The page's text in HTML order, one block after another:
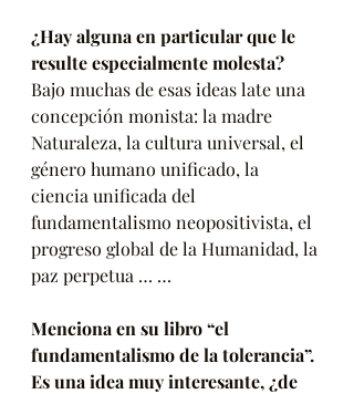
¿Hay alguna en particular que le
resulte especialmente molesta?
Bajo muchas de esas ideas late una
concepción monista: la madre
Naturaleza, la cultura universal, el
género humano unificado, la
ciencia unificada del
fundamentalismo neopositivista, el
progreso global de la Humanidad, la
paz perpetua … …
Menciona en su libro “el
fundamentalismo de la tolerancia”.
Es una idea muy interesante, ¿de